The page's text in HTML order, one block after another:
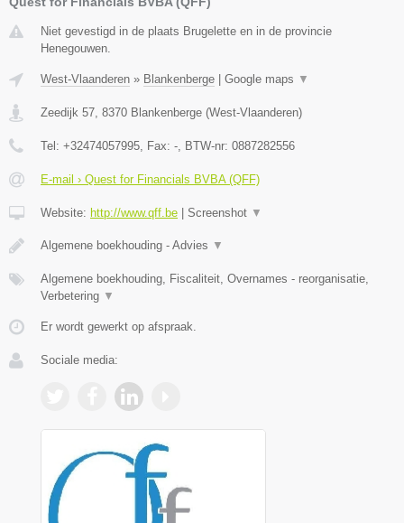
Niet gevestigd in de plaats Brugelette en in de provincie
Henegouwen.
West-Vlaanderen » Blankenberge Google maps ▼
Zeedijk 57, 8370 Blankenberge (West-Vlaanderen)
Tel: +32474057995, Fax: -, BTW-nr: 0887282556
E-mail › Quest for Financials BVBA (QFF)
Website: http://www.qff.be Screenshot ▼
Algemene boekhouding - Advies ▼
Algemene boekhouding, Fiscaliteit, Overnames - reorganisatie,
Verbetering ▼
Er wordt gewerkt op afspraak.
Sociale media: